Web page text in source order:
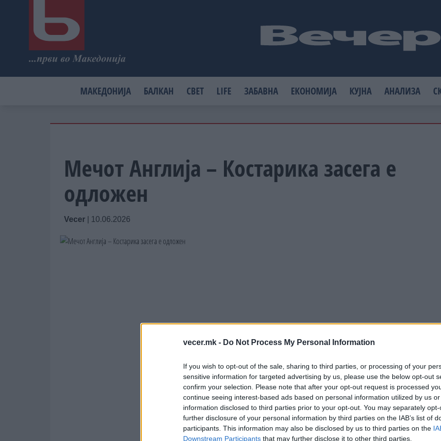
vecer.mk - Do Not Process My Personal Information
If you wish to opt-out of the sale, sharing to third parties, or processing of your
sensitive information for targeted advertising by us, please use the below opt-out
confirm your selection. Please note that after your opt-out request is processed
continue seeing interest-based ads based on personal information utilized by us
information disclosed to third parties prior to your opt-out. You may separately
further disclosure of your personal information by third parties on the IAB’s list of
participants. This information may also be disclosed by us to third parties on the
Downstream Participants that may further disclose it to other third parties.
МАКЕДОНИЈА БАЛКАН СВЕТ LIFE ЗАБАВНА ЕКОНОМИЈА КУЈНА АНАЛИЗА
Мечот Англија – Костарика засега е
одложен
Vecer 10.06.2026